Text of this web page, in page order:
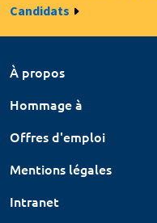
Candidats
À propos
Hommage à
Offres d'emploi
Mentions légales
Intranet